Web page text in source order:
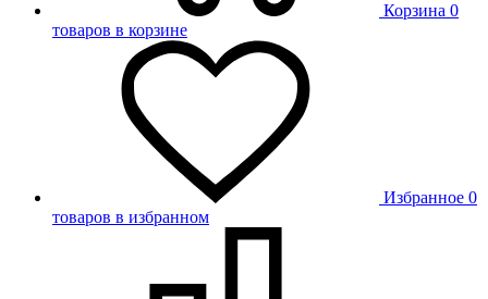
Корзина 0
товаров в корзине
Избранное 0
товаров в избранном